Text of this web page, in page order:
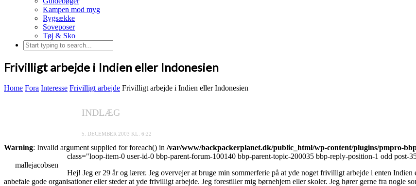
Kampen mod myg
Rygsække
Soveposer
Tøj & Sko
Frivilligt arbejde i Indien eller Indonesien
Home Fora Interesse Frivilligt arbejde Frivilligt arbejde i Indien eller Indonesien
INDLÆG
5. DECEMBER 2003 KL. 6:22
Warning: Invalid argument supplied for foreach() in /var/www/backpackerplanet.dk/public_html/wp-content/plugins/pmpro-
class="loop-item-0 user-id-0 bbp-parent-forum-100140 bbp-parent-topic-200035 bbp-reply-position-1 odd post-
mallejacobsen
Hej! Jeg er 29 år og lærer. Jeg overvejer at bruge min sommerferie på at yde noget frivilligt arbejde i enten
anbefale gode organisationer eller steder at yde frivilligt arbejde. Jeg forestiller mig børnehjem eller skoler. Jeg hører gerne fra nogle